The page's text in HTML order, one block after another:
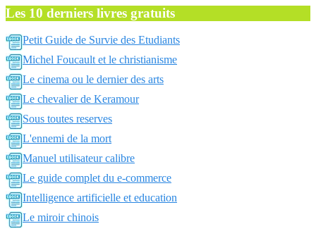
Les 10 derniers livres gratuits
Petit Guide de Survie des Etudiants
Michel Foucault et le christianisme
Le cinema ou le dernier des arts
Le chevalier de Keramour
Sous toutes reserves
L'ennemi de la mort
Manuel utilisateur calibre
Le guide complet du e-commerce
Intelligence artificielle et education
Le miroir chinois